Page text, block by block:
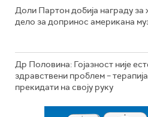
Доли Партон добија награду за
дело за допринос американа
Др Половина: Гојазност није
здравствени проблем –
прекидати на своју руку